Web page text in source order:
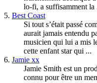
lo-fi, a suffisamment la
5. Best Coast
Si tout s’était passé
aurait jamais entendu
musicien qui lui a mis
cette enfant star qui ...
6. Jamie xx
Jamie Smith est un
connu pour être un